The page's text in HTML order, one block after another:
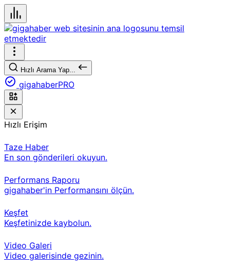
Hızlı Arama Yap...
gigahaberPRO
Hızlı Erişim
Taze Haber
En son gönderileri okuyun.
Performans Raporu
gigahaber'in Performansını ölçün.
Keşfet
Keşfetinizde kaybolun.
Video Galeri
Video galerisinde gezinin.